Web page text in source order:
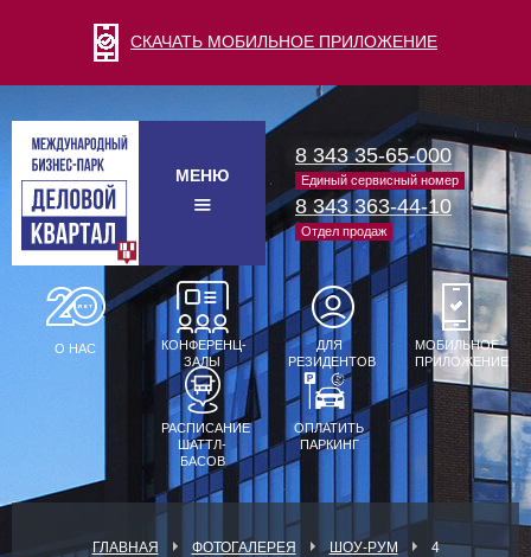
СКАЧАТЬ МОБИЛЬНОЕ ПРИЛОЖЕНИЕ
МЕНЮ
8 343 35-65-000
Единый сервисный номер
8 343 363-44-10
Отдел продаж
О НАС
КОНФЕРЕНЦ-
ЗАЛЫ
ДЛЯ
РЕЗИДЕНТОВ
МОБИЛЬНОЕ
ПРИЛОЖЕНИЕ
РАСПИСАНИЕ
ШАТТЛ-
БАСОВ
ОПЛАТИТЬ
ПАРКИНГ
ГЛАВНАЯ ФОТОГАЛЕРЕЯ ШОУ-РУМ 4